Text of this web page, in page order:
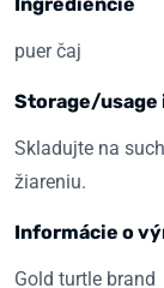
puer čaj
Storage/
Skladujte na
žiareniu.
Informácie o
Gold turtle brand